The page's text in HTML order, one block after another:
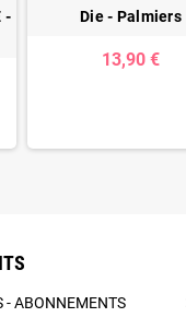
-
Die - Palmiers
13,90 €
- ABONNEMENTS